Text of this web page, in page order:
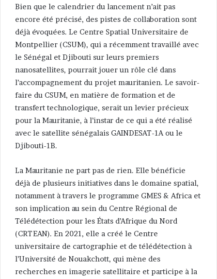
Bien que le calendrier du lancement n’ait pas
encore été précisé, des pistes de collaboration sont
déjà évoquées. Le Centre Spatial Universitaire de
Montpellier (CSUM), qui a récemment travaillé avec
le Sénégal et Djibouti sur leurs premiers
nanosatellites, pourrait jouer un rôle clé dans
l’accompagnement du projet mauritanien. Le savoir-
faire du CSUM, en matière de formation et de
transfert technologique, serait un levier précieux
pour la Mauritanie, à l’instar de ce qui a été réalisé
avec le satellite sénégalais GAINDESAT-1A ou le
Djibouti-1B.
La Mauritanie ne part pas de rien. Elle bénéficie
déjà de plusieurs initiatives dans le domaine spatial,
notamment à travers le programme GMES & Africa et
son implication au sein du Centre Régional de
Télédétection pour les États d’Afrique du Nord
(CRTEAN). En 2021, elle a créé le Centre
universitaire de cartographie et de télédétection à
l’Université de Nouakchott, qui mène des
recherches en imagerie satellitaire et participe à la